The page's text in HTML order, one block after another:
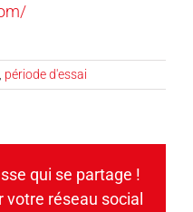
période d'essai
qui se partage !
réseau social